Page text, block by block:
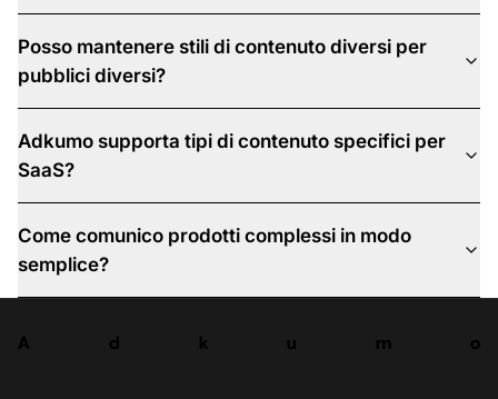
Posso mantenere stili di contenuto diversi per
pubblici diversi?
Adkumo supporta tipi di contenuto specifici per
SaaS?
Come comunico prodotti complessi in modo
semplice?
A d k u m
o